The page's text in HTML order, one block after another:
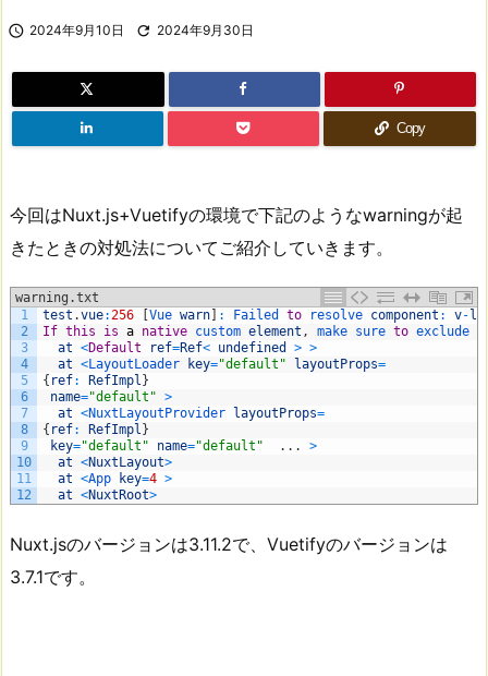
 2024年9月10日  2024年9月30日
Copy
今回はNuxt.js+Vuetifyの環境で下記のようなwarningが起
きたときの対処法についてご紹介していきます。
warning.txt
1
2
3
4
5
6
7
8
9
10
11
12
test .vue: 256 [Vue warn] : Failed to resolve component : v-
If this is a native custom element , make sure to exclude
at <Default ref=Ref< undefined > >
at <LayoutLoader key="default" layoutProps=
{ ref: RefImpl }
name="default" >
at <NuxtLayoutProvider layoutProps=
{ ref: RefImpl }
key="default" name="default" . . .
>
at <NuxtLayout>
at <App key=4 >
at <NuxtRoot>
Nuxt.jsのバージョンは3.11.2で、Vuetifyのバージョンは
3.7.1です。